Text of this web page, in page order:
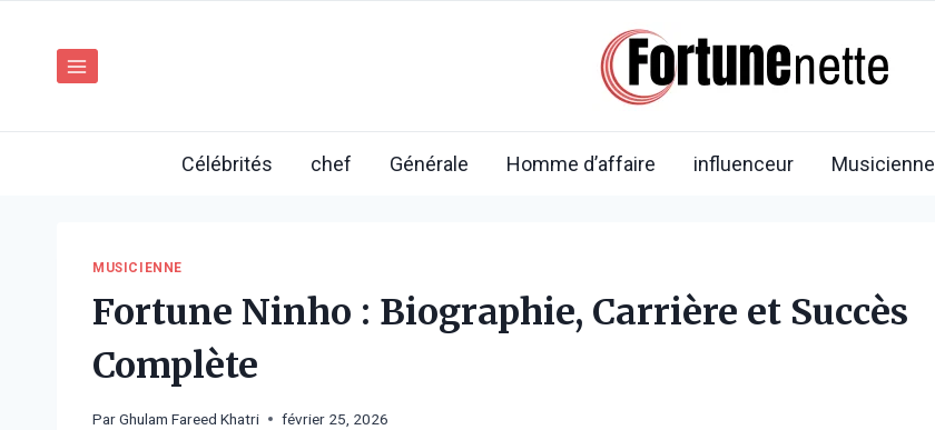
Célébrités chef Générale Homme d’affaire influenceur Musicienne
MUSICIENNE
Fortune Ninho : Biographie, Carrière et Succès
Complète
ParGhulam Fareed Khatri février 25, 2026